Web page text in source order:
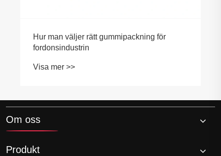
Hur man väljer rätt gummipackning för
fordonsindustrin
Visa mer >>
Om oss
Produkt